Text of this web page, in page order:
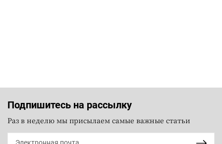
Подпишитесь на рассылку
Раз в неделю мы присылаем самые важные статьи